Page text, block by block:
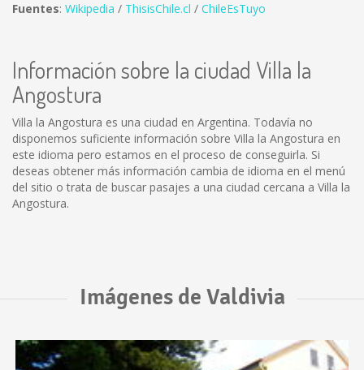
Fuentes: Wikipedia / ThisisChile.cl / ChileEsTuyo
Información sobre la ciudad Villa la
Angostura
Villa la Angostura es una ciudad en Argentina. Todavía no
disponemos suficiente información sobre Villa la Angostura en
este idioma pero estamos en el proceso de conseguirla. Si
deseas obtener más información cambia de idioma en el menú
del sitio o trata de buscar pasajes a una ciudad cercana a Villa la
Angostura.
Imágenes de Valdivia